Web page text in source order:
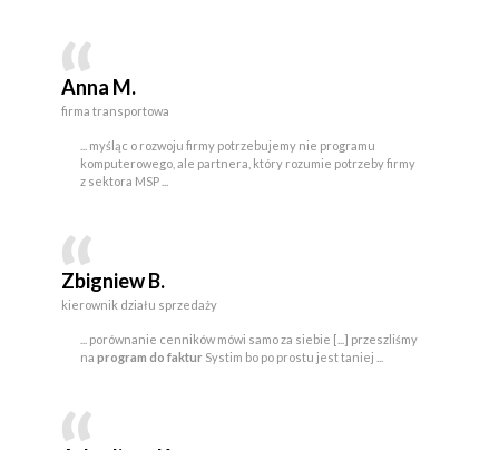
Anna M.
firma transportowa
... myśląc o rozwoju firmy potrzebujemy nie programu
komputerowego, ale partnera, który rozumie potrzeby firmy
z sektora MSP ...
Zbigniew B.
kierownik działu sprzedaży
... porównanie cenników mówi samo za siebie [...] przeszliśmy
na program do fakturSystim bo po prostu jest taniej ...